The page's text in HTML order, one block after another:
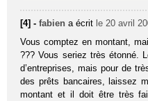
[4] -fabien a écrit le 20 avril
Vous comptez en montant,
??? Vous seriez très étonné.
d’entreprises, mais pour de
des prêts bancaires, laissez
montant et il doit être très